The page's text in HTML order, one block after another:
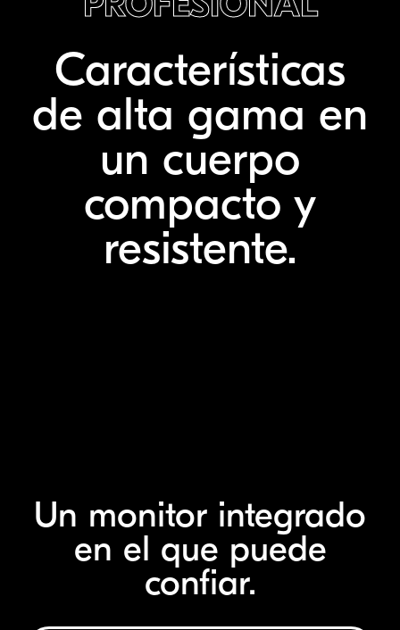
Características
de alta gama en
un cuerpo
compacto y
resistente.
Un monitor integrado
en el que puede
confiar.